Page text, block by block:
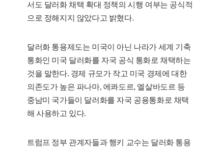
서도 달러화 채택 확대 정책의 시행 여부는 공식적
으로 정해지지 않았다고 밝혔다.
달러화 통용제도는 미국이 아닌 나라가 세계 기축
통화인 미국 달러화를 자국 공식 통화로 채택하는
것을 말한다. 경제 규모가 작고 미국 경제에 대한
의존도가 높은 파나마, 에콰도르, 엘살바도르 등
중남미 국가들이 달러화를 자국 공용통화로 채택
해 사용하고 있다.
트럼프 정부 관계자들과 행키 교수는 달러화 통용